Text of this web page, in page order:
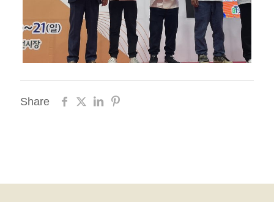
Share